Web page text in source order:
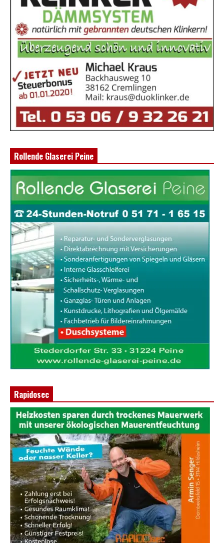
Rollende Glaserei Peine
Rapidosec